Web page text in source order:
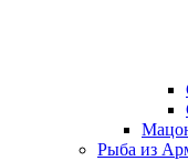
Рыба из